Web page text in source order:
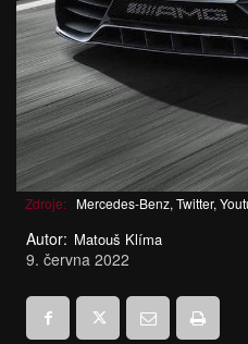
Zdroje: Mercedes-Benz, Twitter,
Autor: Matouš Klíma
9. června 2022